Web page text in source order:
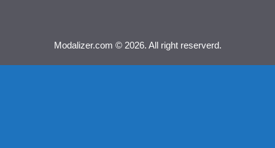
Modalizer.com © 2026. All right reserverd.